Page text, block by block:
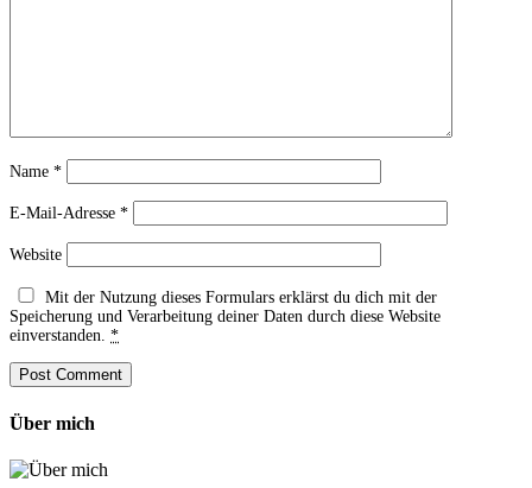
Name *
E-Mail-Adresse *
Website
Mit der Nutzung dieses Formulars erklärst du dich mit der
Speicherung und Verarbeitung deiner Daten durch diese Website
einverstanden. *
Über mich